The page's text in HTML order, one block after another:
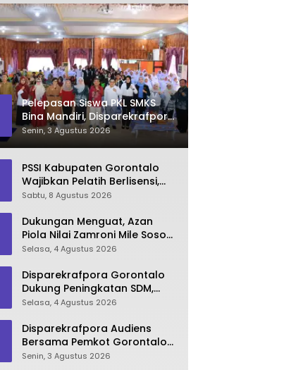
Pelepasan Siswa PKL SMKS
Bina Mandiri, Disparekrafpora
Dorong Lahirnya SDM
Pariwisata Unggul
Senin, 3 Agustus 2026
PSSI Kabupaten Gorontalo
Wajibkan Pelatih Berlisensi,
Dimulai dari Piala Bupati
Sabtu, 8 Agustus 2026
Dukungan Menguat, Azan
Piola Nilai Zamroni Mile Sosok
Tepat Teruskan
Selasa, 4 Agustus 2026
Disparekrafpora Gorontalo
Dukung Peningkatan SDM,
Berikan Rekomendasi Studi S3
Selasa, 4 Agustus 2026
Disparekrafpora Audiens
Bersama Pemkot Gorontalo
Bahas Dukungan GKK 2026
Senin, 3 Agustus 2026